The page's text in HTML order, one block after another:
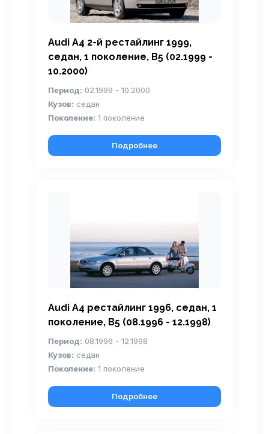
Audi A4 2-й рестайлинг 1999,
седан, 1 поколение, B5 (02.1999 -
10.2000)
Период: 02.1999 - 10.2000
Кузов: седан
Поколение: 1 поколение
Подробнее
Audi A4 рестайлинг 1996, седан, 1
поколение, B5 (08.1996 - 12.1998)
Период: 08.1996 - 12.1998
Кузов: седан
Поколение: 1 поколение
Подробнее